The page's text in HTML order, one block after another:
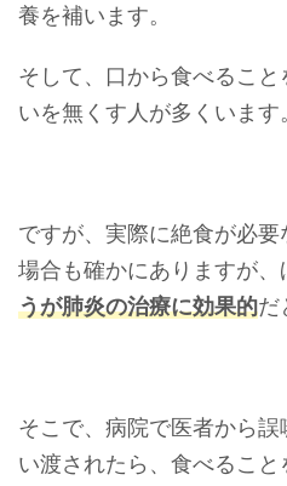
養を補います。
そして、口から食べるこ
いを無くす人が多くいます
ですが、実際に絶食が必
場合も確かにありますが、
うが肺炎の治療に効果的だ
そこで、病院で医者から
い渡されたら、食べるこ